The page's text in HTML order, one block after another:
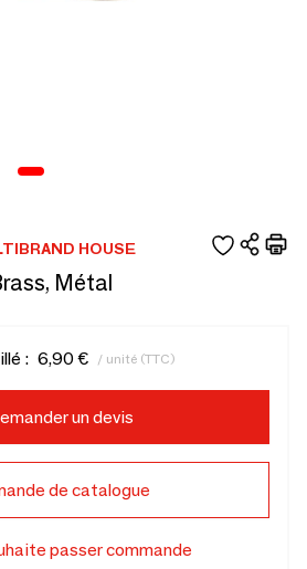
HOUSE
Métal
: 6,90 € / unité (TTC)
un devis
de catalogue
passer commande